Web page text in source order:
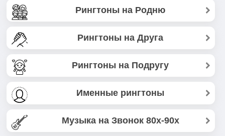
Рингтоны на Родню
Рингтоны на Друга
Рингтоны на Подругу
Именные рингтоны
Музыка на Звонок 80х-90х